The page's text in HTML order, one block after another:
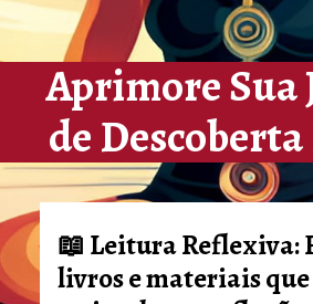
Aprimore Sua
de
📖 Leitura Reflexiva:
livros e materiais que